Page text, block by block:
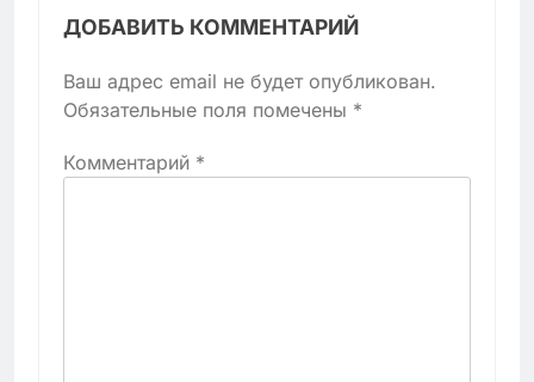
ДОБАВИТЬ КОММЕНТАРИЙ
Ваш адрес email не будет опубликован.
Обязательные поля помечены *
Комментарий *